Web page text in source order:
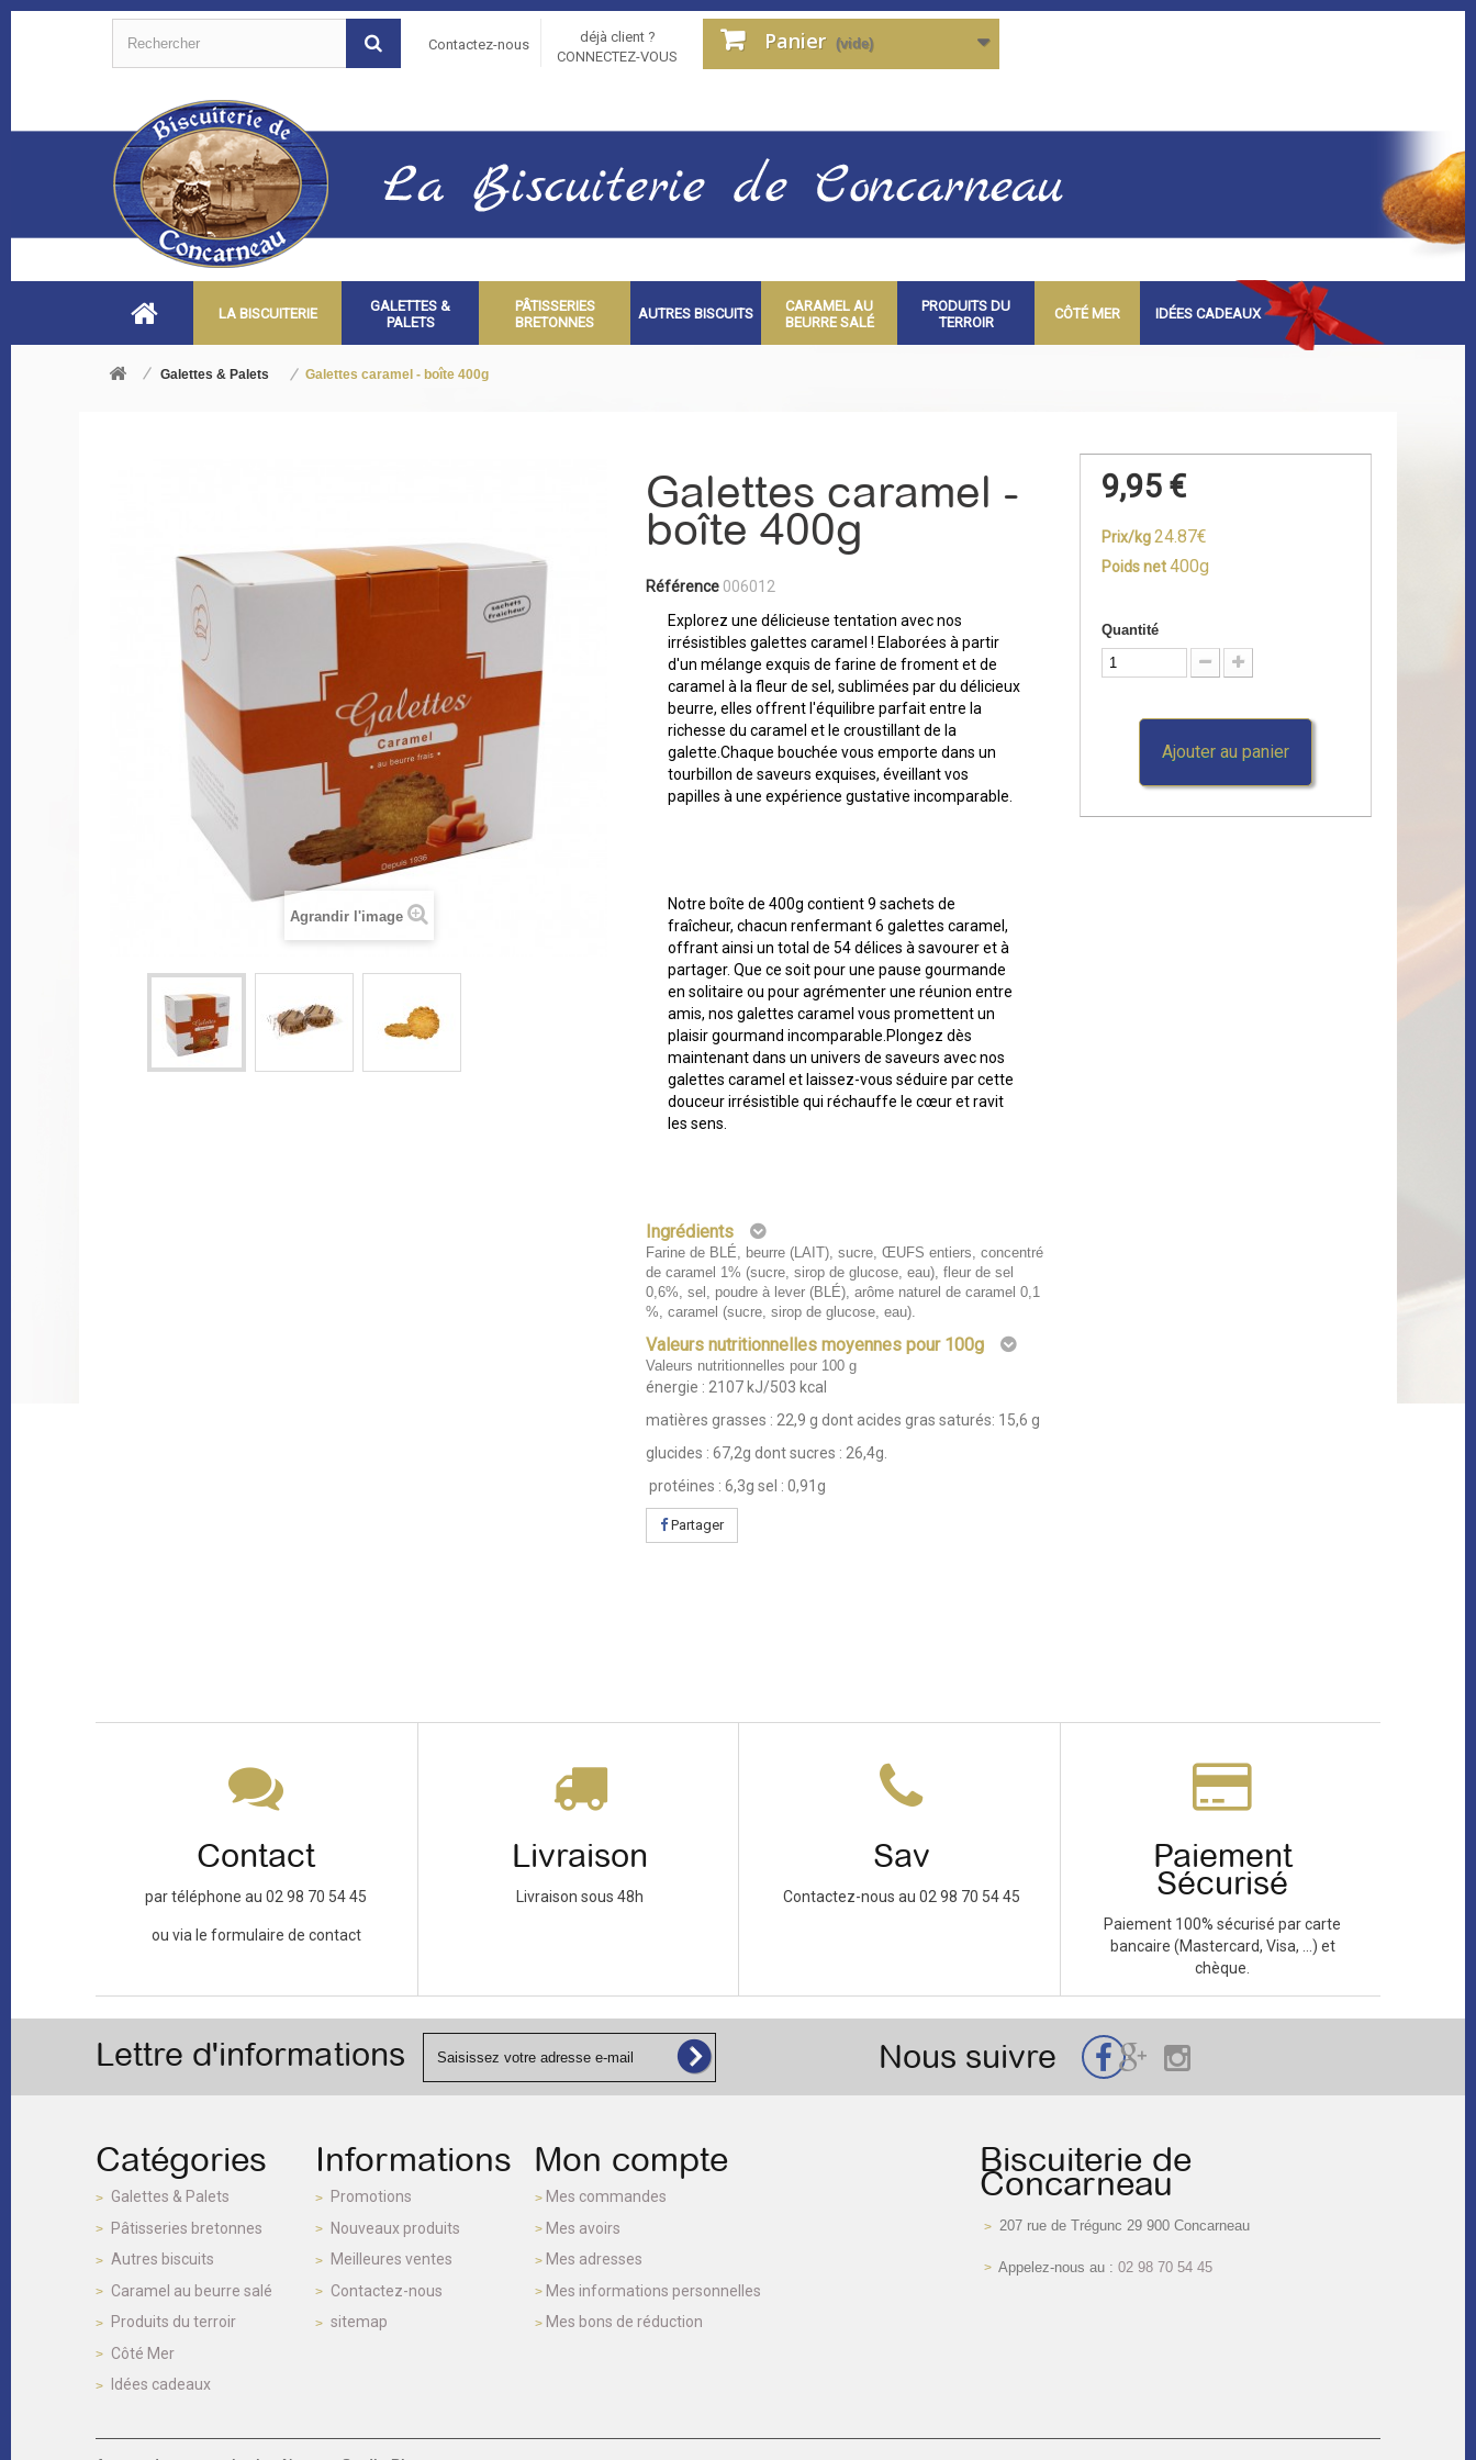
Contactez-nous
déjà client ?
CONNECTEZ-VOUS
Panier (vide)
LA BISCUITERIE
GALETTES &
PALETS
PÂTISSERIES
BRETONNES
AUTRES BISCUITS
CARAMEL AU
BEURRE SALÉ
PRODUITS DU
TERROIR
CÔTÉ MER IDÉES CADEAUX
Galettes & Palets Galettes caramel - boîte 400g
Agrandir l'image
Galettes caramel -
boîte 400g
Référence 006012
Explorez une délicieuse tentation avec nos
irrésistibles galettes caramel ! Elaborées à partir
d'un mélange exquis de farine de froment et de
caramel à la fleur de sel, sublimées par du délicieux
beurre, elles offrent l'équilibre parfait entre la
richesse du caramel et le croustillant de la
galette.Chaque bouchée vous emporte dans un
tourbillon de saveurs exquises, éveillant vos
papilles à une expérience gustative incomparable.
Notre boîte de 400g contient 9 sachets de
fraîcheur, chacun renfermant 6 galettes caramel,
offrant ainsi un total de 54 délices à savourer et à
partager. Que ce soit pour une pause gourmande
en solitaire ou pour agrémenter une réunion entre
amis, nos galettes caramel vous promettent un
plaisir gourmand incomparable.Plongez dès
maintenant dans un univers de saveurs avec nos
galettes caramel et laissez-vous séduire par cette
douceur irrésistible qui réchauffe le cœur et ravit
les sens.
Ingrédients
Farine de BLÉ, beurre (LAIT), sucre, ŒUFS entiers, concentré
de caramel 1% (sucre, sirop de glucose, eau), fleur de sel
0,6%, sel, poudre à lever (BLÉ), arôme naturel de caramel 0,1
%, caramel (sucre, sirop de glucose, eau).
Valeurs nutritionnelles moyennes pour 100g
Valeurs nutritionnelles pour 100 g
énergie : 2107 kJ/503 kcal
matières grasses : 22,9 g dont acides gras saturés: 15,6 g
glucides : 67,2g dont sucres : 26,4g.
protéines : 6,3g sel : 0,91g
Partager
9,95 €
Prix/kg24.87€
Poids net400g
Quantité
Ajouter au panier
Contact
par téléphone au 02 98 70 54 45
ou via le formulaire de contact
Livraison
Livraison sous 48h
Sav
Contactez-nous au 02 98 70 54 45
Paiement
Sécurisé
Paiement 100% sécurisé par carte
bancaire (Mastercard, Visa, ...) et
chèque.
Lettre d'informations Nous suivre
Catégories
Galettes & Palets
Pâtisseries bretonnes
Autres biscuits
Caramel au beurre salé
Produits du terroir
Côté Mer
Idées cadeaux
Informations
Promotions
Nouveaux produits
Meilleures ventes
Contactez-nous
sitemap
Mon compte
Mes commandes
Mes avoirs
Mes adresses
Mes informations personnelles
Mes bons de réduction
Biscuiterie de
Concarneau
207 rue de Trégunc 29 900 Concarneau
Appelez-nous au : 02 98 70 54 45